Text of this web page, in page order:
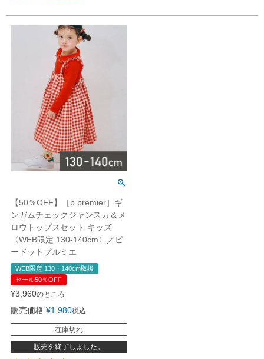
【50％OFF】［p.premier］ギ
ンガムチェックジャンスカ＆メ
ロウトップスセット キッズ
〈WEB限定 130-140cm〉／ピ
ードットプルミエ
WEB限定 130・140cm取扱
セール50％OFF
¥3,960のところ
販売価格 ¥1,980税込
在庫切れ
販売を終了しました。